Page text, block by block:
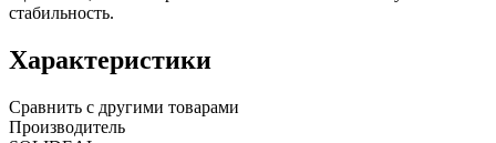
стабильность.
Характеристики
Сравнить с другими товарами
Производитель